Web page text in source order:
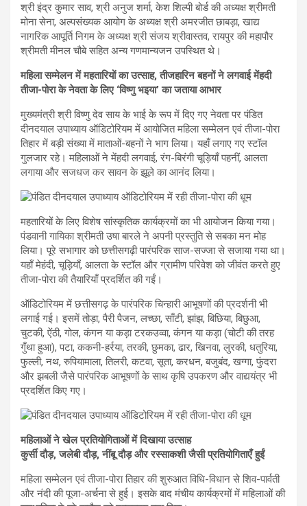
श्री इंद्र कुमार साव, श्री अनुज शर्मा, केश शिल्पी बोर्ड की अध्यक्ष श्रीमती
मोना सेना, अल्पसंख्यक आयोग के अध्यक्ष श्री अमरजीत छाबड़ा, खाद्य
नागरिक आपूर्ति निगम के अध्यक्ष श्री संजय श्रीवास्तव, रायपुर की महापौर
श्रीमती मीनल चौबे सहित अन्य गणमान्यजन उपस्थित थे।
महिला सम्मेलन में महतारियों का उत्साह, तीजहारिन बहनों ने लगवाई मेंहदी
तीजा-पोरा के नेवता के लिए ‘विष्णु भइया’ का जताया आभार
मुख्यमंत्री श्री विष्णु देव साय के भाई के रूप में दिए गए नेवता पर पंडित
दीनदयाल उपाध्याय ऑडिटोरियम में आयोजित महिला सम्मेलन एवं तीजा-पोरा
तिहार में बड़ी संख्या में माताओं-बहनों ने भाग लिया। यहाँ लगाए गए स्टॉल
गुलजार रहे। महिलाओं ने मेंहदी लगवाई, रंग-बिरंगी चूड़ियाँ पहनीं, आलता
लगाया और सजधज कर सावन के झूले का आनंद लिया।
महतारियों के लिए विशेष सांस्कृतिक कार्यक्रमों का भी आयोजन किया गया।
पंडवानी गायिका श्रीमती उषा बारले ने अपनी प्रस्तुति से सबका मन मोह
लिया। पूरे सभागार को छत्तीसगढ़ी पारंपरिक साज-सज्जा से सजाया गया था।
यहाँ मेहंदी, चूड़ियाँ, आलता के स्टॉल और ग्रामीण परिवेश को जीवंत करते हुए
तीजा-पोरा की तैयारियाँ प्रदर्शित की गईं।
ऑडिटोरियम में छत्तीसगढ़ के पारंपरिक चिन्हारी आभूषणों की प्रदर्शनी भी
लगाई गई। इसमें तोड़ा, पैरी पैजन, लच्छा, साँटी, झांझ, बिछिया, बिछुआ,
चुटकी, ऐंठी, गोल, कंगन या कड़ा टरकउव्वा, कंगन या कड़ा (चोटी की तरह
गुँथा हुआ), पटा, ककनी-हर्रया, तरकी, छुमका, ढार, खिनवा, लुरकी, धतुरिया,
फुल्ली, नथ, रुपियामाला, तिलरी, कटवा, सूता, करधन, बजुबंद, खग्गा, फुंदरा
और झबली जैसे पारंपरिक आभूषणों के साथ कृषि उपकरण और वाद्ययंत्र भी
प्रदर्शित किए गए।
महिलाओं ने खेल प्रतियोगिताओं में दिखाया उत्साह
कुर्सी दौड़, जलेबी दौड़, नींबू दौड़ और रस्साकशी जैसी प्रतियोगिताएँ हुईं
महिला सम्मेलन एवं तीजा-पोरा तिहार की शुरुआत विधि-विधान से शिव-पार्वती
और नंदी की पूजा-अर्चना से हुई। इसके बाद मंचीय कार्यक्रमों में महिलाओं की